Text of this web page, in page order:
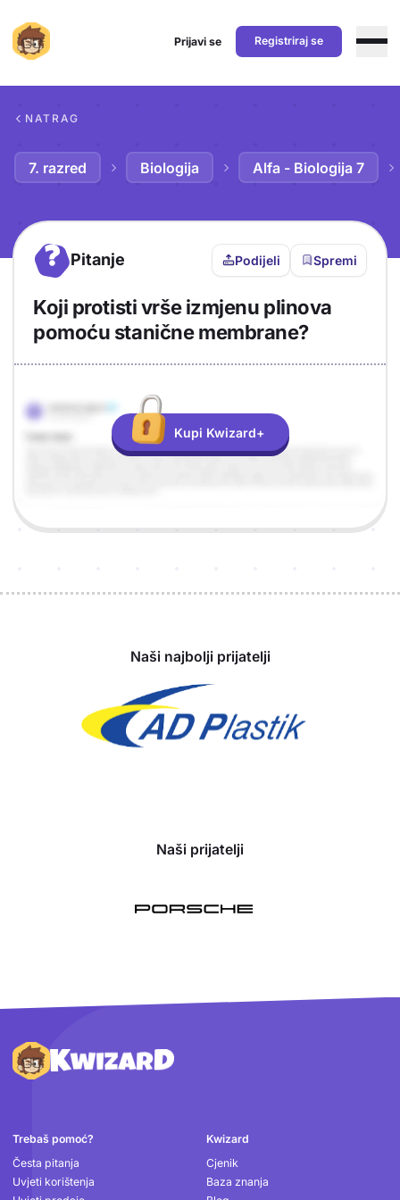
Prijavi se Registriraj se
NATRAG
7. razred Biologija Alfa - Biologija 7
? Pitanje Podijeli Spremi
Koji protisti vrše izmjenu plinova
pomoću stanične membrane?
Odgovor
Objašnjenje
Kupi Kwizard+
Naši najbolji prijatelji
Naši prijatelji
Podnožje
Trebaš pomoć?
Česta pitanja
Uvjeti korištenja
Kwizard
Cjenik
Baza znanja